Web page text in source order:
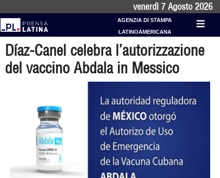
venerdì 7 Agosto 2026
AGENZIA DI STAMPA
LATINOAMERICANA
Díaz-Canel celebra l’autorizzazione
del vaccino Abdala in Messico